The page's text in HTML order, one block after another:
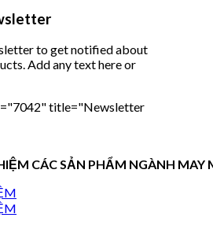
to get notified about
Add any text here or
title="Newsletter
CÁC SẢN PHẨM NGÀNH MAY